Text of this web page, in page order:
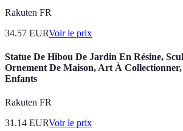
Rakuten FR
34.57 EURVoir le prix
Statue De Hibou De Jardin En Résine,
Ornement De Maison, Art À
Enfants
Rakuten FR
31.14 EURVoir le prix